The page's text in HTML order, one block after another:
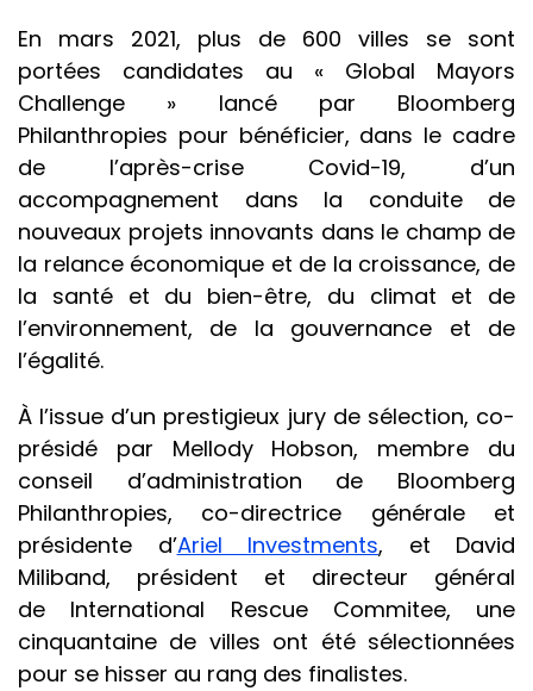
En mars 2021, plus de 600 villes se sont
portées candidates au « Global Mayors
Challenge » lancé par Bloomberg
Philanthropies pour bénéficier, dans le cadre
de l’après-crise Covid-19, d’un
accompagnement dans la conduite de
nouveaux projets innovants dans le champ de
la relance économique et de la croissance, de
la santé et du bien-être, du climat et de
l’environnement, de la gouvernance et de
l’égalité.
À l’issue d’un prestigieux jury de sélection, co-
présidé par Mellody Hobson, membre du
conseil d’administration de Bloomberg
Philanthropies, co-directrice générale et
présidente d’Ariel Investments, et David
Miliband, président et directeur général
de International Rescue Commitee, une
cinquantaine de villes ont été sélectionnées
pour se hisser au rang des finalistes.